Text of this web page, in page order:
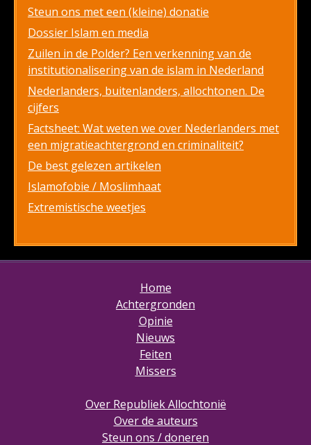
Steun ons met een (kleine) donatie
Dossier Islam en media
Zuilen in de Polder? Een verkenning van de
institutionalisering van de islam in Nederland
Nederlanders, buitenlanders, allochtonen. De
cijfers
Factsheet: Wat weten we over Nederlanders met
een migratieachtergrond en criminaliteit?
De best gelezen artikelen
Islamofobie / Moslimhaat
Extremistische weetjes
Home
Achtergronden
Opinie
Nieuws
Feiten
Missers
Over Republiek Allochtonië
Over de auteurs
Steun ons / doneren